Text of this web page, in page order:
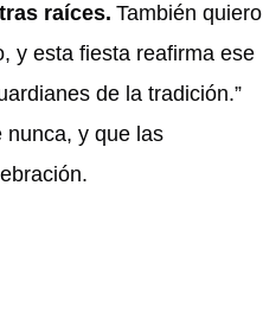
raíces. También quiero
y esta fiesta reafirma ese
de la tradición.”
nunca, y que las